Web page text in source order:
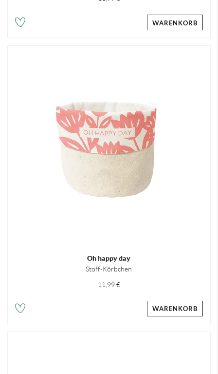
WARENKORB
Oh happy day
Stoff-Körbchen
11,99 €
WARENKORB